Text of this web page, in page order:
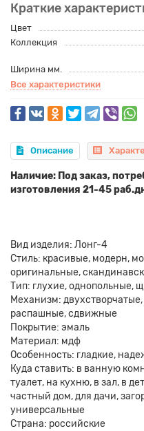
Краткие
Цвет
Коллекция
Ширина мм.
Все характеристики
Описание
Наличие: Под заказ,
изготовления 21-45
Вид изделия: Лонг-4
Стиль: красивые, модерн,
оригинальные,
Тип: глухие, однопольные,
Механизм:
распашные, сдвижные
Покрытие: эмаль
Материал: мдф
Особенность: гладкие,
Куда ставить: в ванную
туалет, на кухню, в зал, в
частный дом, для дачи,
универсальные
Страна: российские